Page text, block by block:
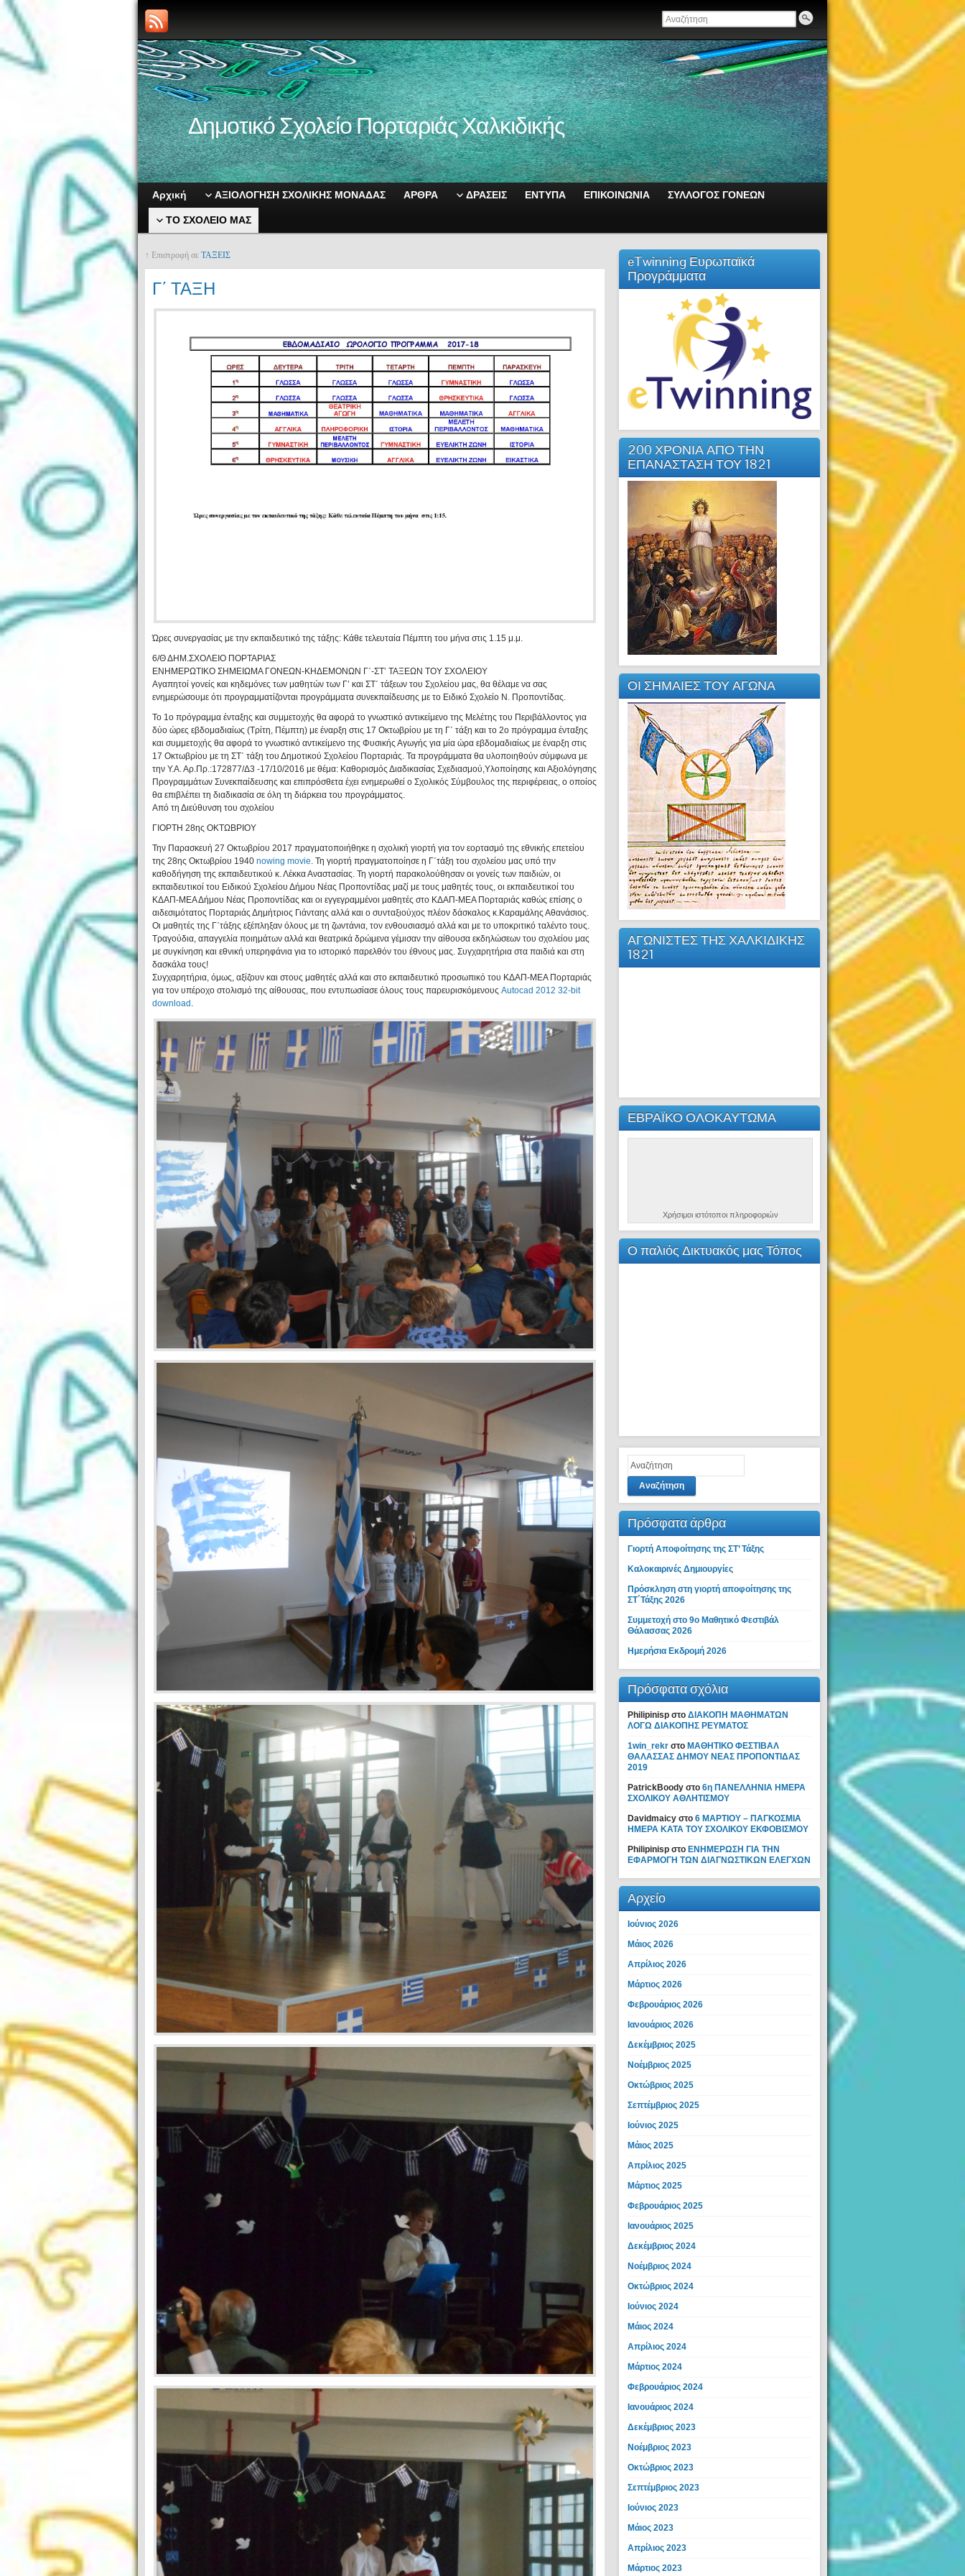
Δημοτικό Σχολείο Πορταριάς Χαλκιδικής
Αρχική ΑΞΙΟΛΟΓΗΣΗ ΣΧΟΛΙΚΗΣ ΜΟΝΑΔΑΣ ΑΡΘΡΑ ΔΡΑΣΕΙΣ ΕΝΤΥΠΑ ΕΠΙΚΟΙΝΩΝΙΑ ΣΥΛΛΟΓΟΣ ΓΟΝΕΩΝ
ΤΟ ΣΧΟΛΕΙΟ ΜΑΣ
↑ Επιστροφή σε ΤΑΞΕΙΣ
Γ΄ ΤΑΞΗ
Ώρες συνεργασίας με την εκπαιδευτικό της τάξης: Κάθε τελευταία Πέμπτη του μήνα στις 1.15 μ.μ.
6/Θ ΔΗΜ.ΣΧΟΛΕΙΟ ΠΟΡΤΑΡΙΑΣ
ΕΝΗΜΕΡΩΤΙΚΟ ΣΗΜΕΙΩΜΑ ΓΟΝΕΩΝ-ΚΗΔΕΜΟΝΩΝ Γ΄-ΣΤ’ ΤΑΞΕΩΝ ΤΟΥ ΣΧΟΛΕΙΟΥ
Αγαπητοί γονείς και κηδεμόνες των μαθητών των Γ’ και ΣΤ΄ τάξεων του Σχολείου μας, θα θέλαμε να σας
ενημερώσουμε ότι προγραμματίζονται προγράμματα συνεκπαίδευσης με το Ειδικό Σχολείο Ν. Προποντίδας.
Το 1ο πρόγραμμα ένταξης και συμμετοχής θα αφορά το γνωστικό αντικείμενο της Μελέτης του Περιβάλλοντος για
δύο ώρες εβδομαδιαίως (Τρίτη, Πέμπτη) με έναρξη στις 17 Οκτωβρίου με τη Γ΄ τάξη και το 2ο πρόγραμμα ένταξης
και συμμετοχής θα αφορά το γνωστικό αντικείμενο της Φυσικής Αγωγής για μία ώρα εβδομαδιαίως με έναρξη στις
17 Οκτωβρίου με τη ΣΤ΄ τάξη του Δημοτικού Σχολείου Πορταριάς. Τα προγράμματα θα υλοποιηθούν σύμφωνα με
την Υ.Α. Αρ.Πρ.:172877/Δ3 -17/10/2016 με θέμα: Καθορισμός Διαδικασίας Σχεδιασμού,Υλοποίησης και Αξιολόγησης
Προγραμμάτων Συνεκπαίδευσης και επιπρόσθετα έχει ενημερωθεί ο Σχολικός Σύμβουλος της περιφέρειας, ο οποίος
θα επιβλέπει τη διαδικασία σε όλη τη διάρκεια του προγράμματος.
Από τη Διεύθυνση του σχολείου
ΓΙΟΡΤΗ 28ης ΟΚΤΩΒΡΙΟΥ
Την Παρασκευή 27 Οκτωβρίου 2017 πραγματοποιήθηκε η σχολική γιορτή για τον εορτασμό της εθνικής επετείου
της 28ης Οκτωβρίου 1940 nowing movie . Τη γιορτή πραγματοποίησε η Γ΄τάξη του σχολείου μας υπό την
καθοδήγηση της εκπαιδευτικού κ. Λέκκα Αναστασίας. Τη γιορτή παρακολούθησαν οι γονείς των παιδιών, οι
εκπαιδευτικοί του Ειδικού Σχολείου Δήμου Νέας Προποντίδας μαζί με τους μαθητές τους, οι εκπαιδευτικοί του
ΚΔΑΠ-ΜΕΑ Δήμου Νέας Προποντίδας και οι εγγεγραμμένοι μαθητές στο ΚΔΑΠ-ΜΕΑ Πορταριάς καθώς επίσης ο
αιδεσιμότατος Πορταριάς Δημήτριος Γιάνταης αλλά και ο συνταξιούχος πλέον δάσκαλος κ.Καραμάλης Αθανάσιος.
Οι μαθητές της Γ΄τάξης εξέπληξαν όλους με τη ζωντάνια, τον ενθουσιασμό αλλά και με το υποκριτικό ταλέντο τους.
Τραγούδια, απαγγελία ποιημάτων αλλά και θεατρικά δρώμενα γέμισαν την αίθουσα εκδηλώσεων του σχολείου μας
με συγκίνηση και εθνική υπερηφάνια για το ιστορικό παρελθόν του έθνους μας. Συγχαρητήρια στα παιδιά και στη
δασκάλα τους!
Συγχαρητήρια, όμως, αξίζουν και στους μαθητές αλλά και στο εκπαιδευτικό προσωπικό του ΚΔΑΠ-ΜΕΑ Πορταριάς
για τον υπέροχο στολισμό της αίθουσας, που εντυπωσίασε όλους τους παρευρισκόμενους Autocad 2012 32-bit
download
eTwinning Ευρωπαϊκά
Προγράμματα
200 ΧΡΟΝΙΑ ΑΠΟ ΤΗΝ
ΕΠΑΝΑΣΤΑΣΗ ΤΟΥ 1821
ΟΙ ΣΗΜΑΙΕΣ ΤΟΥ ΑΓΩΝΑ
ΑΓΩΝΙΣΤΕΣ ΤΗΣ ΧΑΛΚΙΔΙΚΗΣ
1821
ΕΒΡΑΪΚΟ ΟΛΟΚΑΥΤΩΜΑ
Χρήσιμοι ιστότοποι πληροφοριών
Ο παλιός Δικτυακός μας Τόπος
Αναζήτηση
Πρόσφατα άρθρα
Γιορτή Αποφοίτησης της ΣΤ’ Τάξης
Καλοκαιρινές Δημιουργίες
Πρόσκληση στη γιορτή αποφοίτησης της
ΣΤ΄Τάξης 2026
Συμμετοχή στο 9ο Μαθητικό Φεστιβάλ
Θάλασσας 2026
Ημερήσια Εκδρομή 2026
Πρόσφατα σχόλια
Philipinisp στο ΔΙΑΚΟΠΗ ΜΑΘΗΜΑΤΩΝ
ΛΟΓΩ ΔΙΑΚΟΠΗΣ ΡΕΥΜΑΤΟΣ
1win_rekr στο ΜΑΘΗΤΙΚΟ ΦΕΣΤΙΒΑΛ
ΘΑΛΑΣΣΑΣ ΔΗΜΟΥ ΝΕΑΣ ΠΡΟΠΟΝΤΙΔΑΣ
2019
PatrickBoody στο 6η ΠΑΝΕΛΛΗΝΙΑ ΗΜΕΡΑ
ΣΧΟΛΙΚΟΥ ΑΘΛΗΤΙΣΜΟΥ
Davidmaicy στο 6 ΜΑΡΤΙΟΥ – ΠΑΓΚΟΣΜΙΑ
ΗΜΕΡΑ ΚΑΤΑ ΤΟΥ ΣΧΟΛΙΚΟΥ ΕΚΦΟΒΙΣΜΟΥ
Philipinisp στο ΕΝΗΜΕΡΩΣΗ ΓΙΑ ΤΗΝ
ΕΦΑΡΜΟΓΗ ΤΩΝ ΔΙΑΓΝΩΣΤΙΚΩΝ ΕΛΕΓΧΩΝ
Αρχείο
Ιούνιος 2026
Μάιος 2026
Απρίλιος 2026
Μάρτιος 2026
Φεβρουάριος 2026
Ιανουάριος 2026
Δεκέμβριος 2025
Νοέμβριος 2025
Οκτώβριος 2025
Σεπτέμβριος 2025
Ιούνιος 2025
Μάιος 2025
Απρίλιος 2025
Μάρτιος 2025
Φεβρουάριος 2025
Ιανουάριος 2025
Δεκέμβριος 2024
Νοέμβριος 2024
Οκτώβριος 2024
Ιούνιος 2024
Μάιος 2024
Απρίλιος 2024
Μάρτιος 2024
Φεβρουάριος 2024
Ιανουάριος 2024
Δεκέμβριος 2023
Νοέμβριος 2023
Οκτώβριος 2023
Σεπτέμβριος 2023
Ιούνιος 2023
Μάιος 2023
Απρίλιος 2023
Μάρτιος 2023